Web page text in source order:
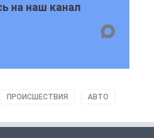
на наш канал
ПРОИСШЕСТВИЯ АВТО